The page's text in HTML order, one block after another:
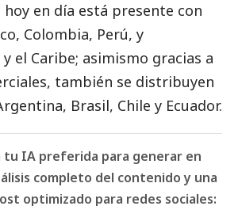
en día está presente con
Colombia, Perú, y
el Caribe; asimismo gracias a
también se distribuyen
Brasil, Chile y Ecuador.
tu IA preferida para generar en
completo del contenido y una
optimizado para redes sociales: